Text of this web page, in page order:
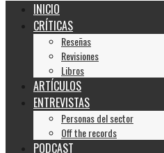
INICIO
CRÍTICAS
Reseñas
Revisiones
Libros
ARTÍCULOS
ENTREVISTAS
Personas del sector
Off the records
PODCAST